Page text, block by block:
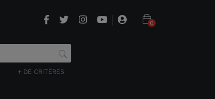
0
+ DE CRITÈRES